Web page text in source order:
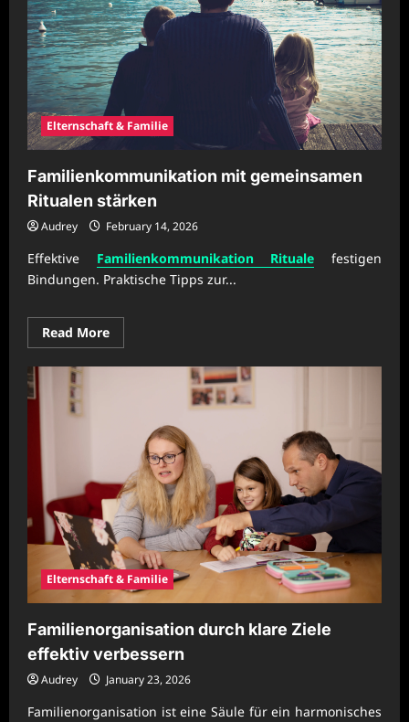
Elternschaft & Familie
Familienkommunikation mit gemeinsamen
Ritualen stärken
Audrey February 14, 2026
Effektive Familienkommunikation Rituale festigen
Bindungen. Praktische Tipps zur...
Read MoreRead
more
Familienkommunikation
gemeinsamen
Elternschaft & Familie
Familienorganisation durch klare Ziele
effektiv verbessern
Audrey January 23, 2026
Familienorganisation ist eine Säule für ein harmonisches